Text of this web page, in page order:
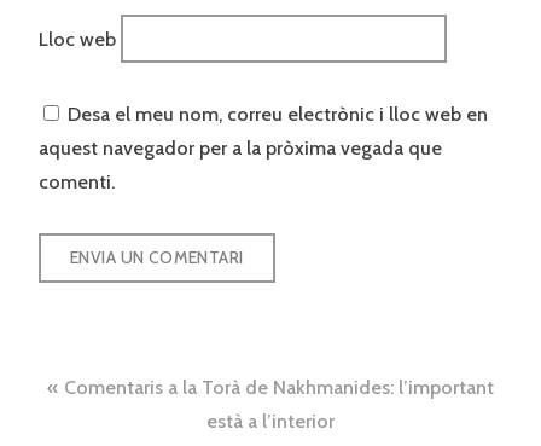
Lloc web
Desa el meu nom, correu electrònic i lloc web en
aquest navegador per a la pròxima vegada que
comenti.
Navegació
Comentaris a la Torà de Nakhmanides: l’important
està a l’interior